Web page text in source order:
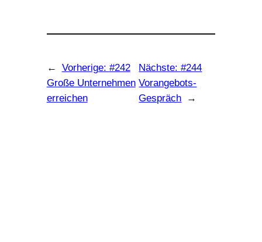
← Vorherige: #242
Große Unternehmen
erreichen
Nächste:#244
Vorangebots-
Gespräch
→